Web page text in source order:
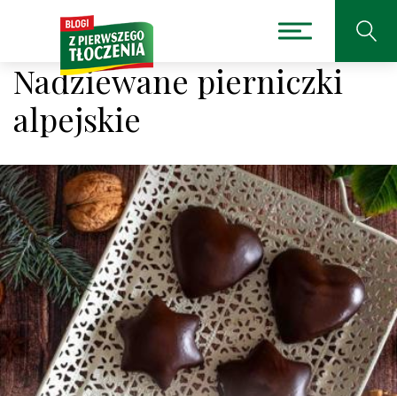
Nadziewane pierniczki
alpejskie